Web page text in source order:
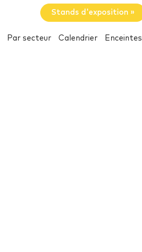
Stands d'exposition »
Par secteur Calendrier Enceintes